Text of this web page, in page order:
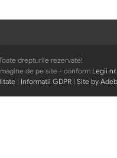
drepturile rezervate!
de pe site - conform Legii
| Informatii GDPR | Site by